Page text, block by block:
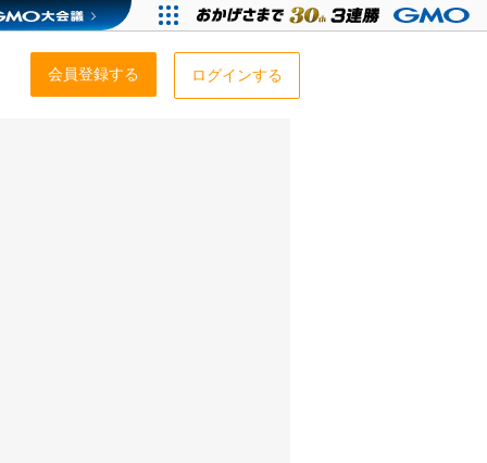
会員登録する ログインする